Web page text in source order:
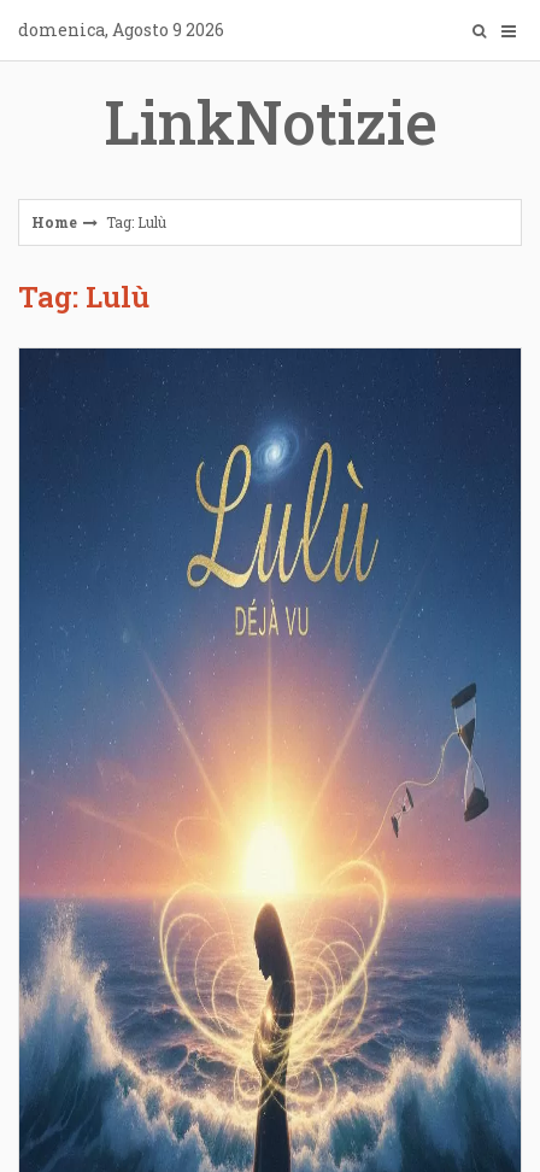
content
domenica, Agosto 9 2026
LinkNotizie
Home Tag: Lulù
Tag: Lulù